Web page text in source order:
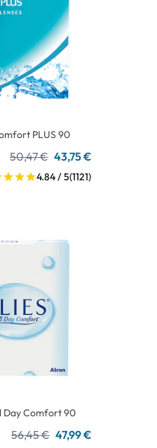
PLUS 90
50,47 € 43,75 €
4.84 / 5(1121)
Day Comfort 90
56,45 € 47,99 €